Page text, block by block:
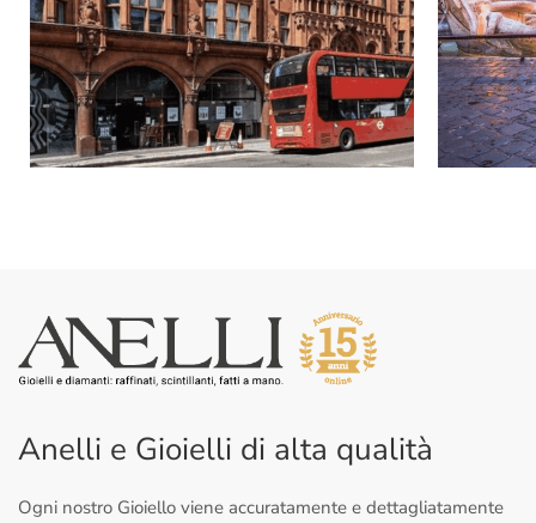
Anelli e Gioielli di alta qualità
Ogni nostro Gioiello viene accuratamente e dettagliatamente